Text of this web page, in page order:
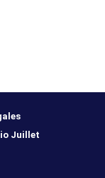
Juillet